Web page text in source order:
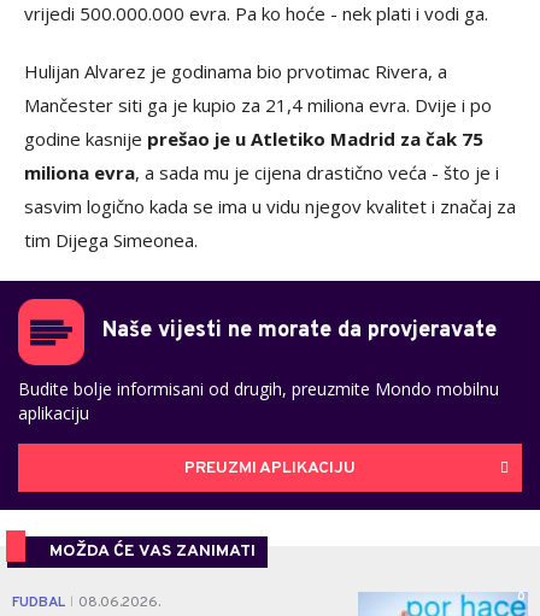
vrijedi 500.000.000 evra. Pa ko hoće - nek plati i vodi ga.
Hulijan Alvarez je godinama bio prvotimac Rivera, a
Mančester siti ga je kupio za 21,4 miliona evra. Dvije i po
godine kasnije prešao je u Atletiko Madrid za čak 75
miliona evra, a sada mu je cijena drastično veća - što je i
sasvim logično kada se ima u vidu njegov kvalitet i značaj za
tim Dijega Simeonea.
Naše vijesti ne morate da provjeravate
Budite bolje informisani od drugih, preuzmite Mondo mobilnu
aplikaciju
PREUZMI APLIKACIJU
MOŽDA ĆE VAS ZANIMATI
FUDBAL 08.06.2026. 0